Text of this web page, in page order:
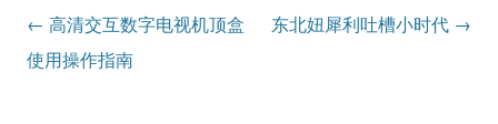
文
章
← 高清交互数字电视机顶盒
使用操作指南
东北妞犀利吐槽小时代 →